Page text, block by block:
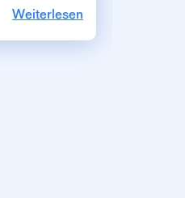
Weiterlesen